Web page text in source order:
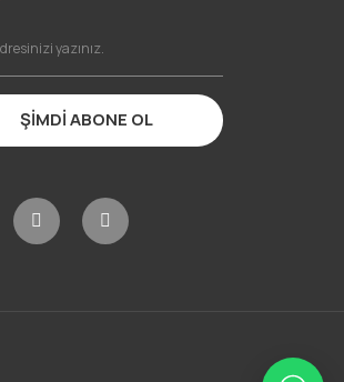
ŞİMDİ ABONE OL